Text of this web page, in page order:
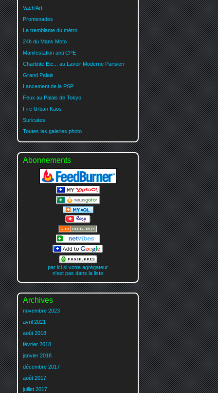
Vach'Art
Promenades
La tremblante du métro
24h du Mans Moto
Manifestation anti CPE
Charlotte Etc... au Lavoir Moderne Parisien
Grand Palais
Lancement de la PSP
Feux au Palais de Tokyo
Fire Urban Kaos
Suricates
Toutes les galeries photo
Abonnements
par ici si votre agrégateur
n'est pas dans la liste
Archives
novembre 2023
avril 2021
août 2018
février 2018
janvier 2018
décembre 2017
août 2017
juillet 2017